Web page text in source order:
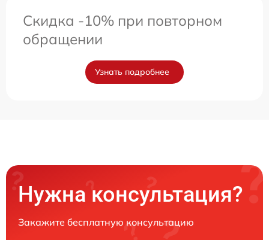
Скидка -10% при повторном
обращении
Узнать подробнее
Нужна консультация?
Закажите бесплатную консультацию